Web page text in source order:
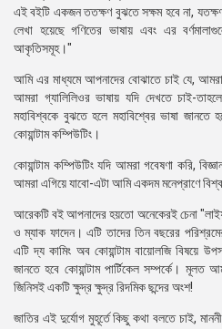
এই বইটি একজন ততক্ষণ বুঝতে সক্ষম হবে না,
লেখা হয়েছে গণিতের ভাষায় এবং এর
আকৃতিসমূহ।"
আমি এর মাধ্যমে আপনাদের বোঝাতে চাই যে, আমরা
আমরা গ্যালিলিওর ভাষায় যদি দেখতে চাই-
মহাবিশ্বকে বুঝতে হলে মহাবিশ্বের ভাষা জানতে
কোয়ান্টাম কম্পিউটিং।
কোয়ান্টাম কম্পিউটিং যদি আমরা গবেষণা করি,
আমরা এগিয়ে যাবো-এটা আমি একদম মনেপ্রাণে
আরেকটি বই আপনাদের হয়তো অনেকেরই চেনা
ও ম্যাক ফাদেন। এটি তাদের তিন বছরের
এটি দ্য কামিং অব কোয়ান্টাম বায়োলজি বিষয়ে
জানতে হবে কোয়ান্টাম পার্টিকেল সম্পর্কে। মূলত
জিনিসই একটি ক্ষুদ্র ক্ষুদ্র রিদমিক ছন্দের অংশ!
জাতির এই দুর্যোগ মুহূর্তে কিছু কথা বলতে চাই,